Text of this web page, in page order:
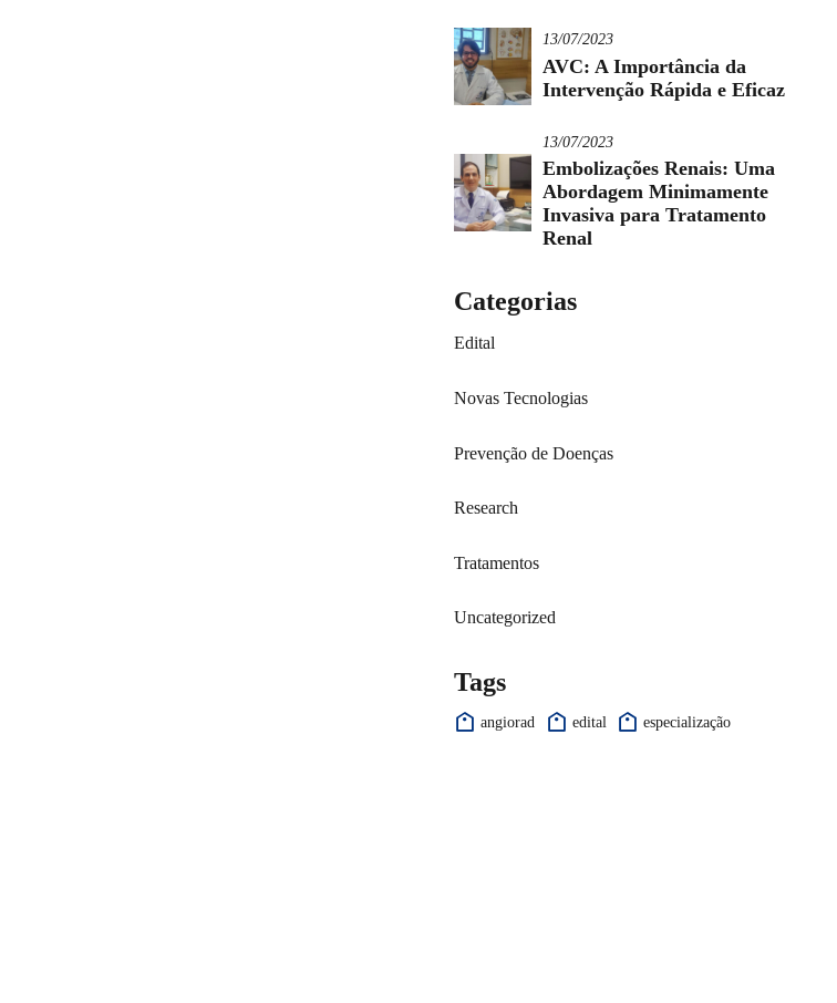
13/07/2023
AVC: A Importância da
Intervenção Rápida e Eficaz
13/07/2023
Embolizações Renais: Uma
Abordagem Minimamente
Invasiva para Tratamento
Renal
Categorias
Edital
Novas Tecnologias
Prevenção de Doenças
Research
Tratamentos
Uncategorized
Tags
angiorad edital especialização